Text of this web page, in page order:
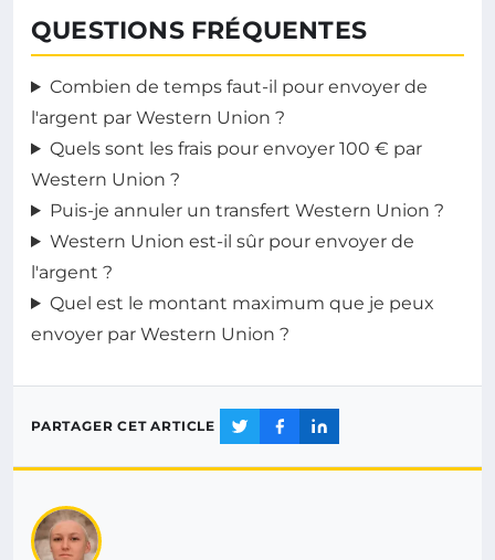
QUESTIONS FRÉQUENTES
Combien de temps faut-il pour envoyer de
l'argent par Western Union ?
Quels sont les frais pour envoyer 100 € par
Western Union ?
Puis-je annuler un transfert Western Union ?
Western Union est-il sûr pour envoyer de
l'argent ?
Quel est le montant maximum que je peux
envoyer par Western Union ?
PARTAGER CET ARTICLE